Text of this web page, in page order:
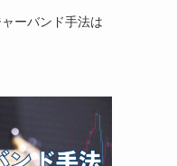
ーバンド手法は